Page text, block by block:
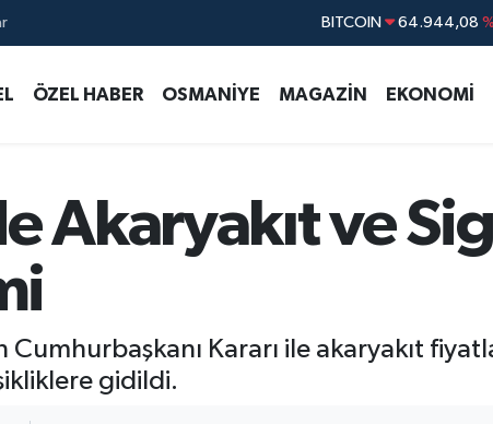
DOLAR 47,7436
STERLİN 64,4811
BITCOIN 64.944,08
ÖZEL HABER OSMANİYE MAGAZİN EKONOMİ
Akaryakıt ve
Kararı ile akaryakıt
gidildi.